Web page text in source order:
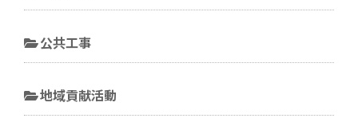
公共工事
地域貢献活動